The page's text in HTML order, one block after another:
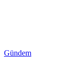
Gündem